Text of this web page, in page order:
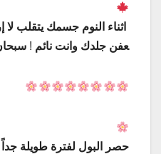
اثناء النوم جسمك يتقلب لا
عفن جلدك وانت نائم !
حصر البول لفترة طويلة جداً